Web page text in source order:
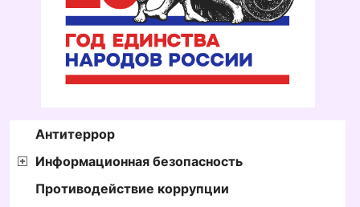
Антитеррор
Информационная безопасность
Противодействие коррупции